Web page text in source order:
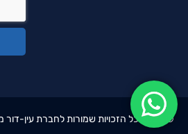
©
2026 כל הזכויות שמורות לחברת עין-דור מערכות